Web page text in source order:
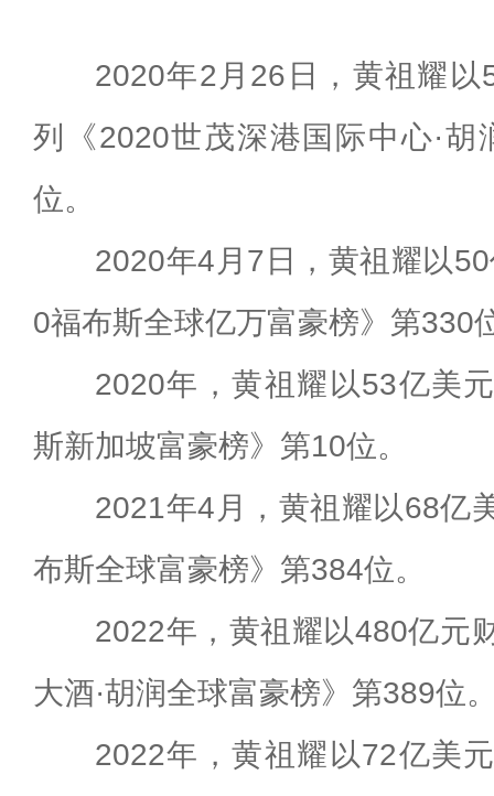
2020年2月26日，黄祖耀
列《2020世茂深港国际中心·胡
位。
2020年4月7日，黄祖耀以
0福布斯全球亿万富豪榜》第330
2020年，黄祖耀以53亿美
斯新加坡富豪榜》第10位。
2021年4月，黄祖耀以68亿
布斯全球富豪榜》第384位。
2022年，黄祖耀以480亿元
大酒·胡润全球富豪榜》第389位
2022年，黄祖耀以72亿美